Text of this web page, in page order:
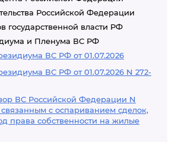
Российской Федерации
государственной власти РФ
и Пленума ВС РФ
ВС РФ от 01.07.2026
ВС РФ от 01.07.2026 N 272-
ВС Российской Федерации N
с оспариванием сделок,
права собственности на жилые